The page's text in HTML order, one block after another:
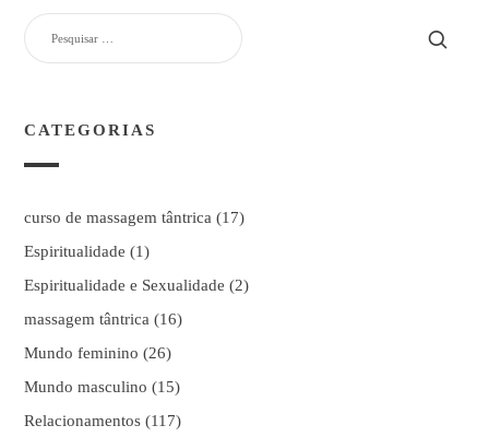
POR:
CATEGORIAS
curso de massagem tântrica (17)
Espiritualidade (1)
Espiritualidade e Sexualidade (2)
massagem tântrica (16)
Mundo feminino (26)
Mundo masculino (15)
Relacionamentos (117)